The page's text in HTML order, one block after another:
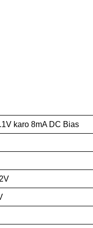
karo 8mA DC Bias